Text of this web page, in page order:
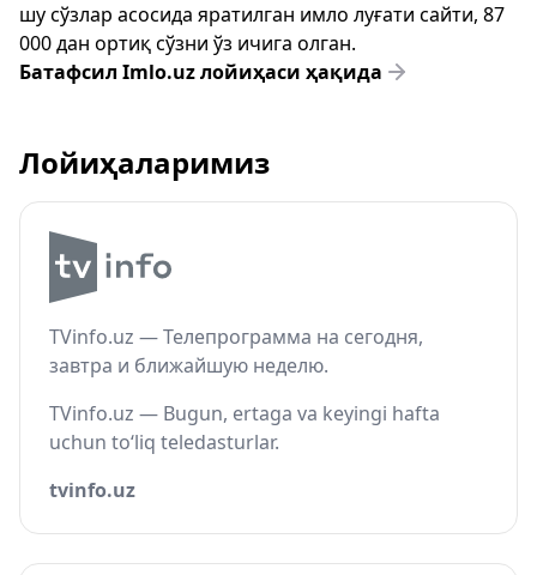
шу сўзлар асосида яратилган имло луғати сайти, 87
000 дан ортиқ сўзни ўз ичига олган.
Батафсил Imlo.uz лойиҳаси ҳақида
Лойиҳаларимиз
TVinfo.uz — Телепрограмма на сегодня,
завтра и ближайшую неделю.
TVinfo.uz — Bugun, ertaga va keyingi hafta
uchun to‘liq teledasturlar.
tvinfo.uz